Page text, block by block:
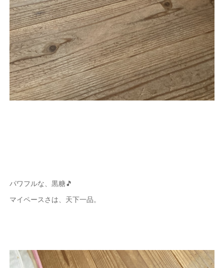
パワフルな、黒糖🎵
マイペースさは、天下一品。